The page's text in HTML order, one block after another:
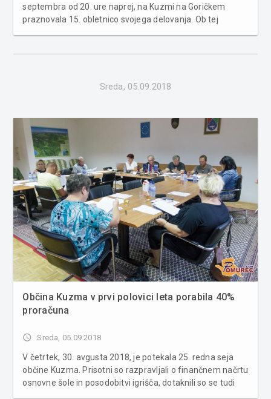
septembra od 20. ure naprej, na Kuzmi na Goričkem
praznovala 15. obletnico svojega delovanja. Ob tej
Sreda, 05.09.2018
Občina Kuzma v prvi polovici leta porabila 40%
proračuna
access_time Sreda, 05.09.2018
V četrtek, 30. avgusta 2018, je potekala 25. redna seja
občine Kuzma. Prisotni so razpravljali o finančnem načrtu
osnovne šole in posodobitvi igrišča, dotaknili so se tudi